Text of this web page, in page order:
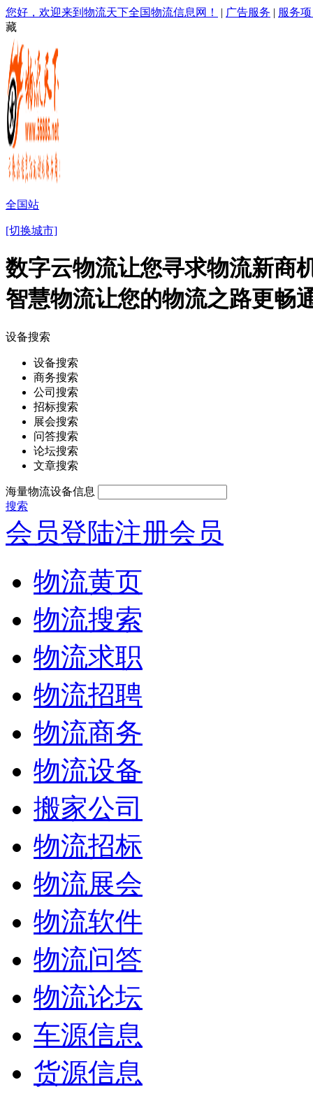
您好，欢迎来到物流天下全国物流信息网！ | 广告服务 | 服务
藏
全国站
[切换城市]
数字云物流让您寻求物流新商
智慧物流让您的物流之路更畅
设备搜索
设备搜索
商务搜索
公司搜索
招标搜索
展会搜索
问答搜索
论坛搜索
文章搜索
海量物流设备信息
搜索
会员登陆注册会员
物流黄页
物流搜索
物流求职
物流招聘
物流商务
物流设备
搬家公司
物流招标
物流展会
物流软件
物流问答
物流论坛
车源信息
货源信息